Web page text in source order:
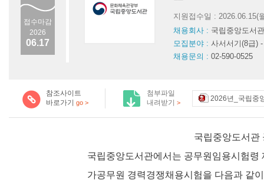
접수마감
2026
06.17
지원접수일 :
채용회사 : 국립중앙도서관
모집분야 : 사서서기(8급)
채용문의 : 02-590-0525
참조사이트
바로가기
go >
첨부파일
내려받기 > 2026년_국립중
국립중앙도서관
국립중앙도서관에서는 공무원임용시험
가공무원 경력경쟁채용시험을 다음과 같